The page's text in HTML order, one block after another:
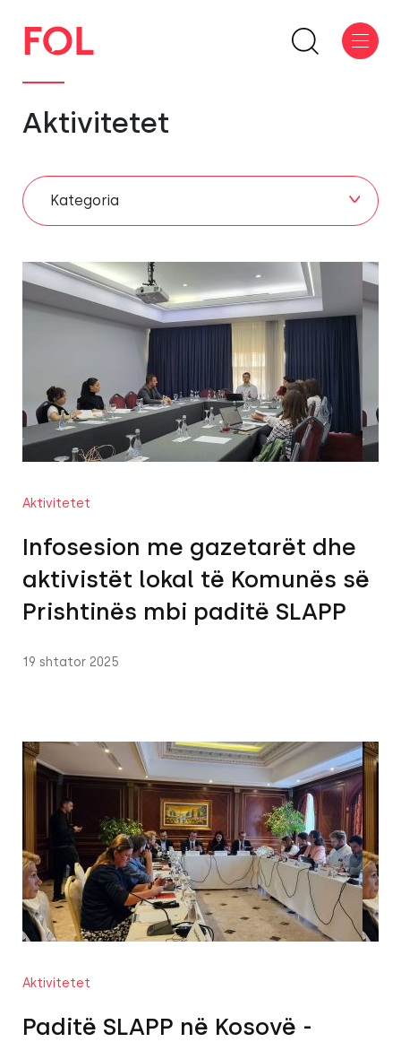
Aktivitetet
Kategoria
Aktivitetet
Infosesion me gazetarët dhe
aktivistët lokal të Komunës së
Prishtinës mbi paditë SLAPP
19 shtator 2025
Aktivitetet
Paditë SLAPP në Kosovë -